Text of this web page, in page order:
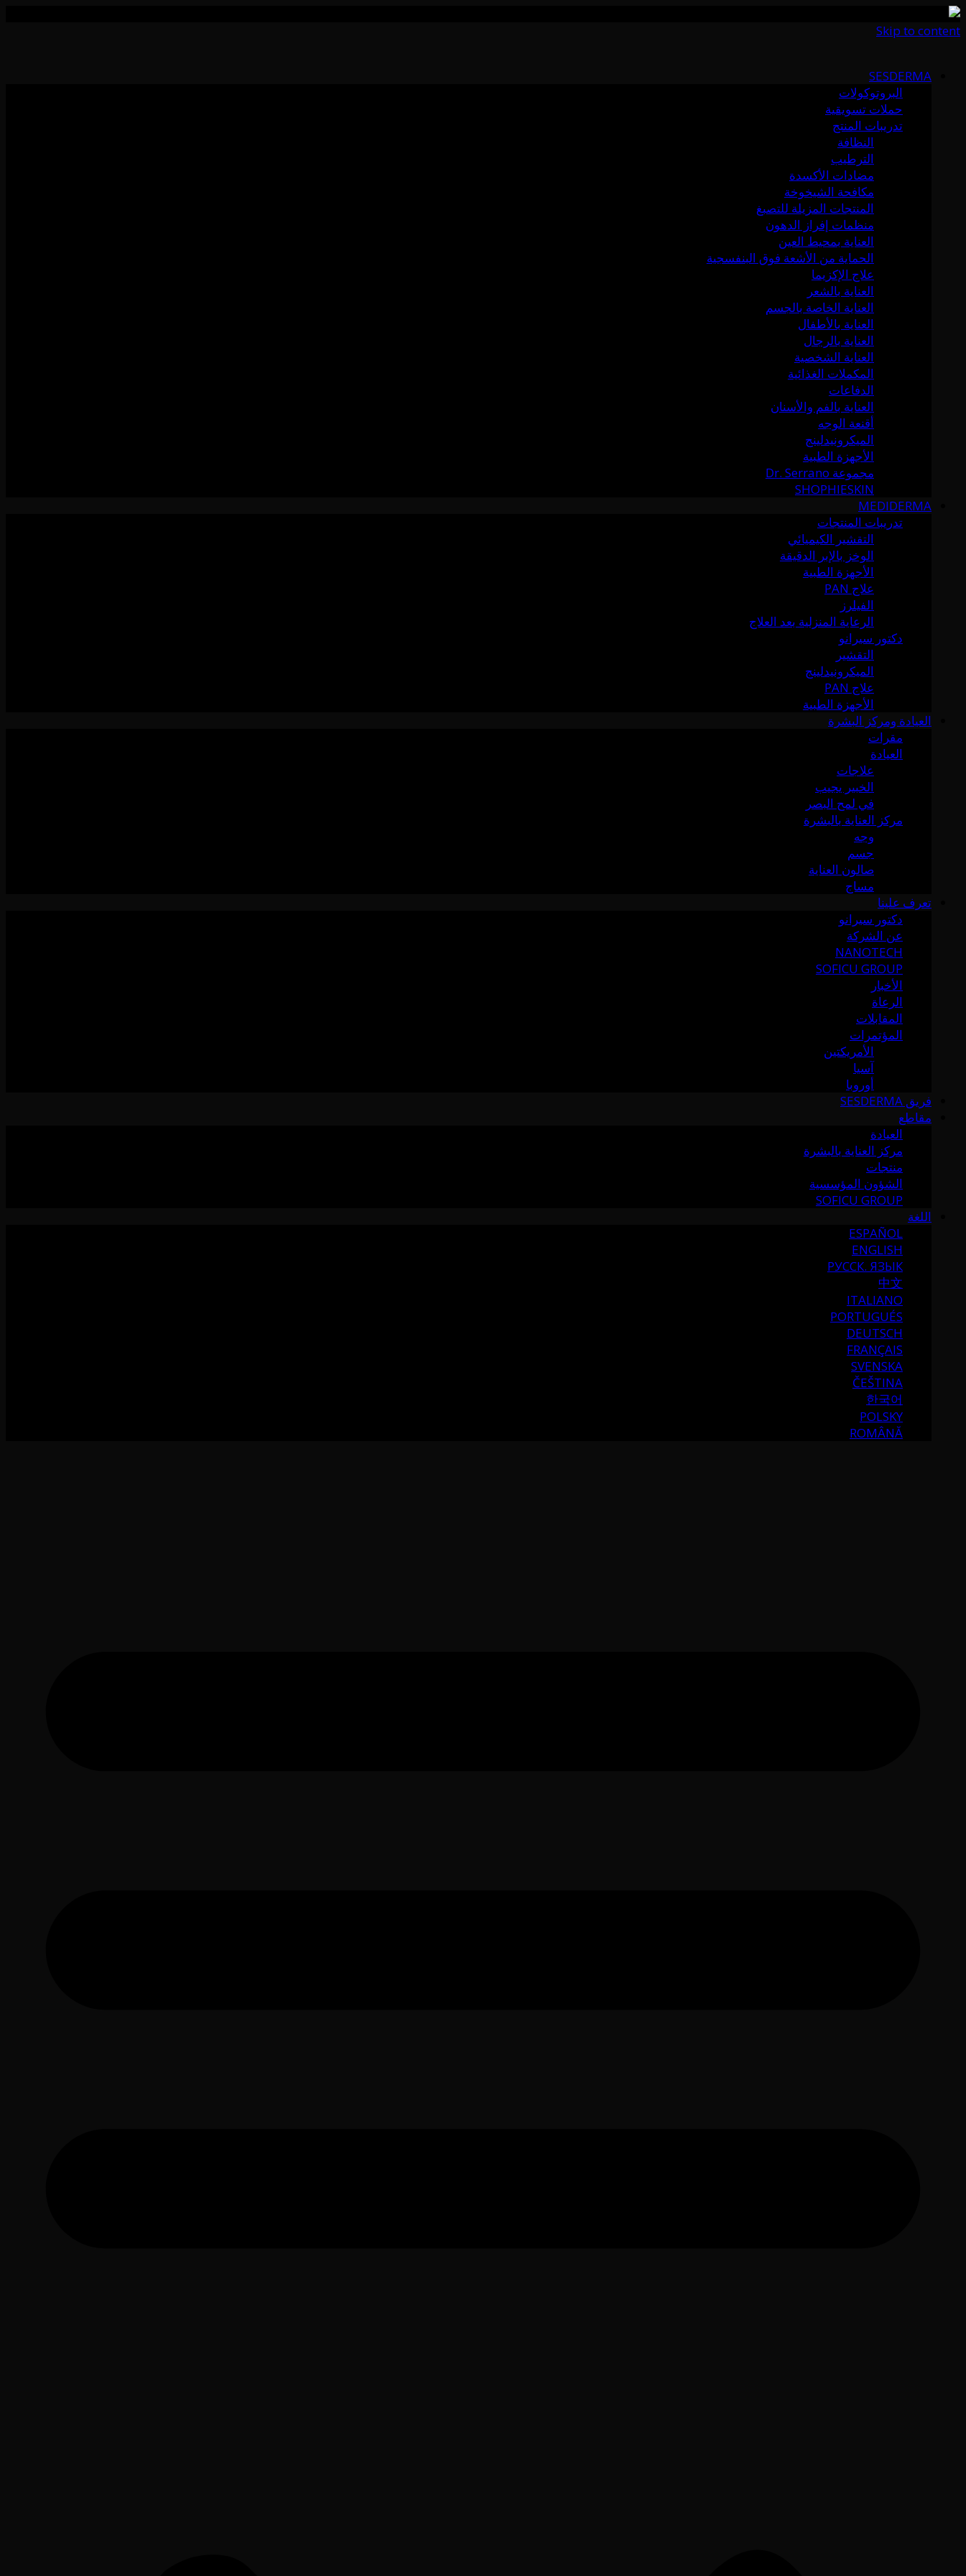
Skip to content
SESDERMA
البروتوكولات
حملات تسويقية
تدريبات المنتج
النظافة
الترطيب
مضادات الأكسدة
مكافحة الشيخوخة
المنتجات المزيلة للتصبغ
منظمات إفراز الدهون
العناية بمحيط العين
الحماية من الأشعة فوق البنفسجية
علاج الإكزيما
العناية بالشعر
العناية الخاصة بالجسم
العناية بالأطفال
العناية بالرجال
العناية الشخصية
المكملات الغذائية
الدفاعات
العناية بالفم والأسنان
أقنعة الوجه
الميكرونيدلينج
الأجهزة الطبية
مجموعة Dr. Serrano
SHOPHIESKIN
MEDIDERMA
تدريبات المنتجات
التقشير الكيميائي
الوخز بالإبر الدقيقة
الأجهزة الطبية
علاج PAN
الفيلرز
الرعاية المنزلية بعد العلاج
دكتور سيرانو
التقشير
الميكرونيدلينج
علاج PAN
الأجهزة الطبية
العيادة ومركز البشرة
مقرات
العيادة
علاجات
الخبير يجيب
في لمح البصر
مركز العناية بالبشرة
وجه
جسم
صالون العناية
مساج
تعرف علينا
دكتور سيرانو
عن الشركة
NANOTECH
SOFICU GROUP
الأخبار
الرعاة
المقابلات
المؤتمرات
الأمريكتين
آسيا
أوروبا
فريق SESDERMA
مقاطع
العيادة
مركز العناية بالبشرة
منتجات
الشؤون المؤسسية
SOFICU GROUP
اللغة
ESPAÑOL
ENGLISH
РУССК. ЯЗЫК
中文
ITALIANO
PORTUGUÉS
DEUTSCH
FRANÇAIS
SVENSKA
ČEŠTINA
한국어
POLSKY
ROMÂNĂ